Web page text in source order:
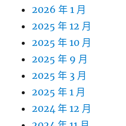
2026 年 1 月
2025 年 12 月
2025 年 10 月
2025 年 9 月
2025 年 3 月
2025 年 1 月
2024 年 12 月